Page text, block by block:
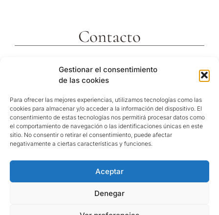
Gestionar el consentimiento
de las cookies
Para ofrecer las mejores experiencias, utilizamos tecnologías como las
cookies para almacenar y/o acceder a la información del dispositivo. El
consentimiento de estas tecnologías nos permitirá procesar datos como
el comportamiento de navegación o las identificaciones únicas en este
sitio. No consentir o retirar el consentimiento, puede afectar
negativamente a ciertas características y funciones.
Aceptar
Denegar
Contacto
43592 Xerta
Tarragona (España)
Telf. +34 977473810
Coordenadas GPS:
40º 54′ 31″ N / 0º 29′ 26″ E
reservas@hotelvillaretiro.com
© Hotel Villa Retiro | Política de privacitat
Política de cookies